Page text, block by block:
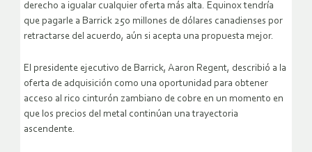
derecho a igualar cualquier oferta más alta. Equinox tendría
que pagarle a Barrick 250 millones de dólares canadienses por
retractarse del acuerdo, aún si acepta una propuesta mejor.
El presidente ejecutivo de Barrick, Aaron Regent, describió a la
oferta de adquisición como una oportunidad para obtener
acceso al rico cinturón zambiano de cobre en un momento en
que los precios del metal continúan una trayectoria
ascendente.